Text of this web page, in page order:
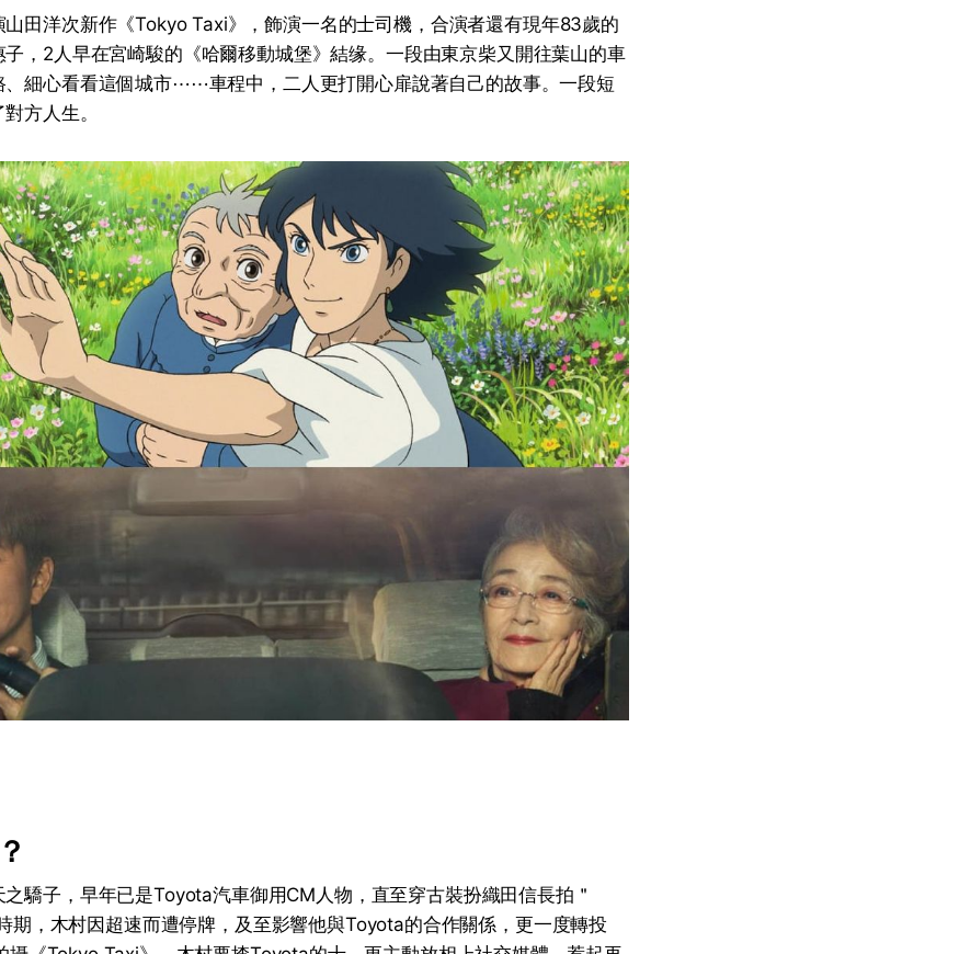
田洋次新作《Tokyo Taxi》，飾演一名的士司機，合演者還有現年83歲的
，2人早在宮崎駿的《哈爾移動城堡》結缘。一段由東京柴又開往葉山的車
、細心看看這個城市⋯⋯車程中，二人更打開心扉說著自己的故事。一段短
方人生。
驕子，早年已是Toyota汽車御用CM人物，直至穿古裝扮織田信長拍＂
期，木村因超速而遭停牌，及至影響他與Toyota的合作關係，更一度轉投